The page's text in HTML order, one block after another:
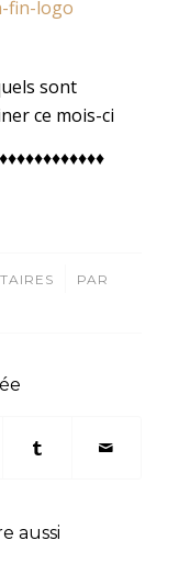
sont
ce mois-ci
PAR
aussi